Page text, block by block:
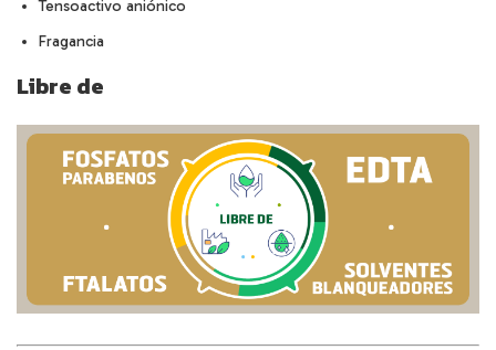
Tensoactivo aniónico
Fragancia
Libre de